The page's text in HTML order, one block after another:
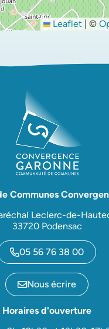
Leaflet | ©
Communes
Leclerc-de-
33720 Podensac
05 56 76 38 00
Nous écrire
Horaires d'ouverture